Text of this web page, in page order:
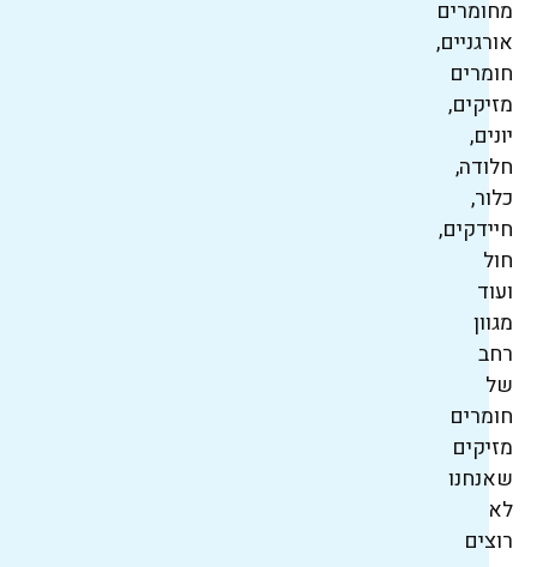
מחומרים
אורגניים,
חומרים
מזיקים,
יונים,
חלודה,
כלור,
חיידקים,
חול
ועוד
מגוון
רחב
של
חומרים
מזיקים
שאנחנו
לא
רוצים